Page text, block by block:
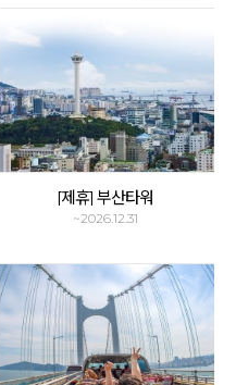
[제휴] 부산타워
~2026.12.31